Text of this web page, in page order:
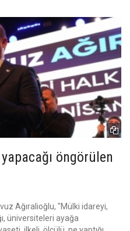
öngörülen
Ağıralioğlu, "Mülki idareyi,
üniversiteleri ayağa